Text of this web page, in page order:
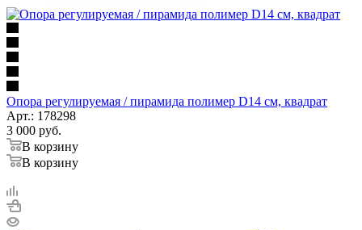
Опора регулируемая / пирамида полимер D14 см, квадрат
Арт.: 178298
3 000 руб.
В корзину
В корзину